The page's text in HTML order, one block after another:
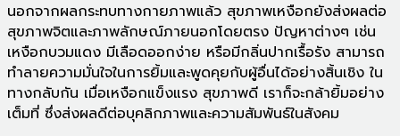
นอกจากผลกระทบทางกายภาพแล้ว สุขภาพเหงือกยังส่งผลต่อ
สุขภาพจิตและภาพลักษณ์ภายนอกโดยตรง ปัญหาต่างๆ เช่น
เหงือกบวมแดง มีเลือดออกง่าย หรือมีกลิ่นปากเรื้อรัง สามารถ
ทำลายความมั่นใจในการยิ้มและพูดคุยกับผู้อื่นได้อย่างสิ้นเชิง ใน
ทางกลับกัน เมื่อเหงือกแข็งแรง สุขภาพดี เราก็จะกล้ายิ้มอย่าง
เต็มที่ ซึ่งส่งผลดีต่อบุคลิกภาพและความสัมพันธ์ในสังคม